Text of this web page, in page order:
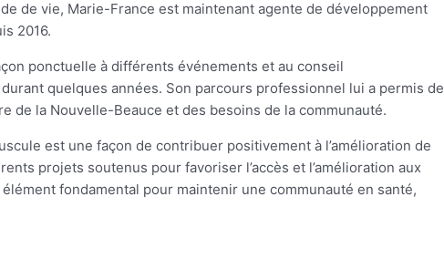
de vie, Marie-France est maintenant agente de développement
2016.
ponctuelle à différents événements et au conseil
quelques années. Son parcours professionnel lui a permis de
de la Nouvelle-Beauce et des besoins de la communauté.
est une façon de contribuer positivement à l’amélioration de
projets soutenus pour favoriser l’accès et l’amélioration aux
fondamental pour maintenir une communauté en santé,